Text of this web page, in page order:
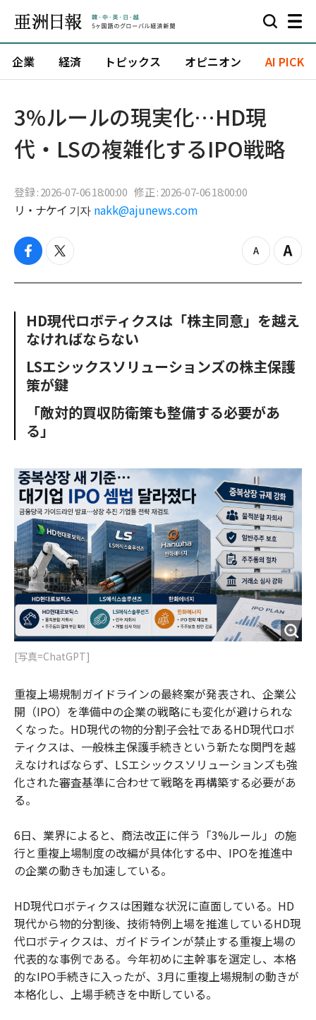
企業 経済 トピックス オピニオン AI PICK
3%ルールの現実化…HD現
代・LSの複雑化するIPO戦略
登録 : 2026-07-06 18:00:00 修正 : 2026-07-06 18:00:00
リ・ナケイ 기자 nakk@ajunews.com
f
c
o
o
t
i
e
r
z
o
u
Z
o
n
HD現代ロボティクスは「株主同意」を越え
なければならない
LSエシックスソリューションズの株主保護
策が鍵
「敵対的買収防衛策も整備する必要があ
る」
[写真=ChatGPT]
重複上場規制ガイドラインの最終案が発表され、企業公
開（IPO）を準備中の企業の戦略にも変化が避けられな
くなった。HD現代の物的分割子会社であるHD現代ロボ
ティクスは、一般株主保護手続きという新たな関門を越
えなければならず、LSエシックスソリューションズも強
化された審査基準に合わせて戦略を再構築する必要があ
る。
6日、業界によると、商法改正に伴う「3%ルール」の施
行と重複上場制度の改編が具体化する中、IPOを推進中
の企業の動きも加速している。
HD現代ロボティクスは困難な状況に直面している。HD
現代から物的分割後、技術特例上場を推進しているHD現
代ロボティクスは、ガイドラインが禁止する重複上場の
代表的な事例である。今年初めに主幹事を選定し、本格
的なIPO手続きに入ったが、3月に重複上場規制の動きが
本格化し、上場手続きを中断している。